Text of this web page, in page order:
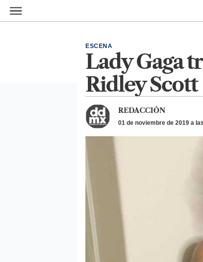
Ir al contenido principal
Lady Gaga
Ridley Scott
ESCENA
REDACCIÓN
01 de noviembre de 2019 a